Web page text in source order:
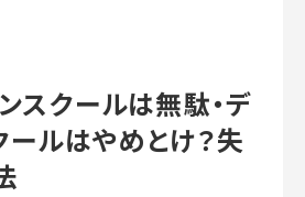
スクールは無駄・デ
ールはやめとけ？失